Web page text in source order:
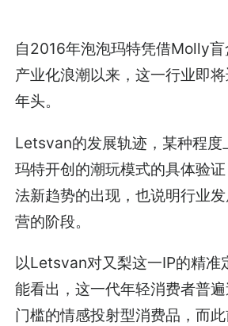
自2016年泡泡玛特凭借Molly
产业化浪潮以来，这一行业即
年头。
Letsvan的发展轨迹，某种程度
玛特开创的潮玩模式的具体验
法新趋势的出现，也说明行业
营的阶段。
以Letsvan对又梨这一IP的精准
能看出，这一代年轻消费者普
门槛的情感投射型消费品，而